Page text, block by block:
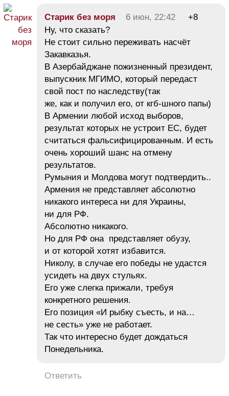
Старик без моря 6 июн, 22:42
+8
Ну, что сказать?
Не стоит сильно переживать насчёт
Закавказья.
В Азербайджане пожизненный президент,
выпускник МГИМО, который передаст
свой пост по наследству(так
же, как и получил его, от кгб-шного папы)
В Армении любой исход выборов,
результат которых не устроит ЕС, будет
считаться фальсифицированным. И есть
очень хороший шанс на отмену
результатов.
Румыния и Молдова могут подтвердить..
Армения не представляет абсолютно
никакого интереса ни для Украины,
ни для РФ.
Абсолютно никакого.
Но для РФ она представляет обузу,
и от которой хотят избавится.
Николу, в случае его победы не удастся
усидеть на двух стульях.
Его уже слегка прижали, требуя
конкретного решения.
Его позиция «И рыбку съесть, и на…
не сесть» уже не работает.
Так что интересно будет дождаться
Понедельника.
Ответить